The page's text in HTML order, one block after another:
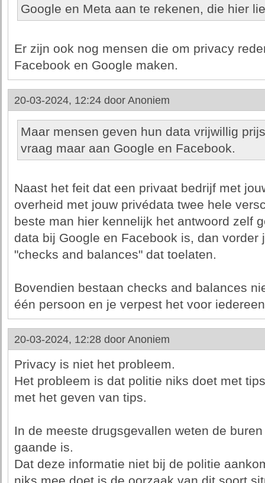
Google en Meta aan te rekenen, die hier
Er zijn ook nog mensen die om privacy
Facebook en Google maken.
20-03-2024, 12:24 door Anoniem
Maar mensen geven hun data vrijwillig
vraag maar aan Google en Facebook.
Naast het feit dat een privaat bedrijf met
overheid met jouw privédata twee hele
beste man hier kennelijk het antwoord zelf
data bij Google en Facebook is, dan vorder
"checks and balances" dat toelaten.
Bovendien bestaan checks and balances
één persoon en je verpest het voor iedereen
20-03-2024, 12:28 door Anoniem
Privacy is niet het probleem.
Het probleem is dat politie niks doet met
met het geven van tips.
In de meeste drugsgevallen weten de
gaande is.
Dat deze informatie niet bij de politie